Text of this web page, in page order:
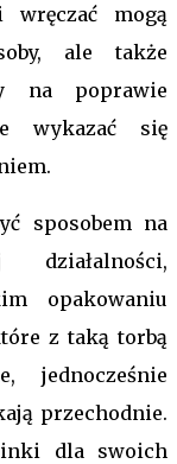
wręczać mogą
ale także
na poprawie
wykazać się
sposobem na
opakowaniu
z taką torbą
jednocześnie
przechodnie.
dla swoich